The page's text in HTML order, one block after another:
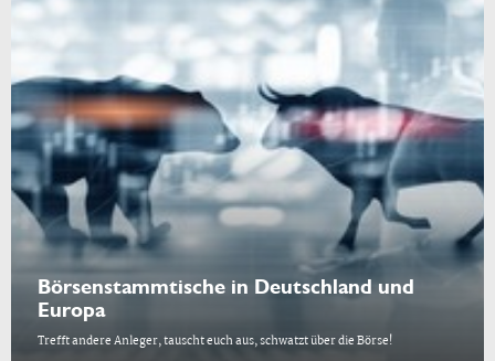
Börsenstammtische in Deutschland und
Europa
Trefft andere Anleger, tauscht euch aus, schwatzt über die Börse!